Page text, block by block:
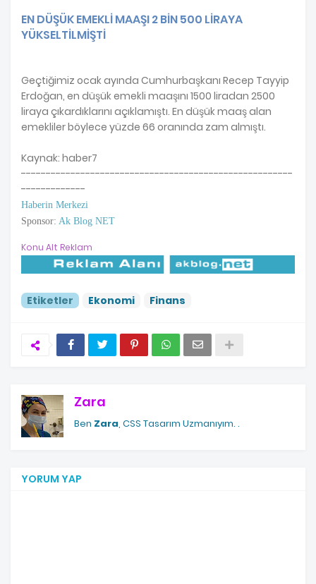
EN DÜŞÜK EMEKLİ MAAŞI 2 BİN 500 LİRAYA
YÜKSELTİLMİŞTİ
Geçtiğimiz ocak ayında Cumhurbaşkanı Recep Tayyip
Erdoğan, en düşük emekli maaşını 1500 liradan 2500
liraya çıkardıklarını açıklamıştı. En düşük maaş alan
emekliler böylece yüzde 66 oranında zam almıştı.
Kaynak: haber7
-------------------------------------------------------
-------------
Haberin Merkezi
Sponsor: Ak Blog NET
Konu Alt Reklam
Etiketler Ekonomi Finans
Zara
Ben Zara, CSS Tasarım Uzmanıyım. .
YORUM YAP